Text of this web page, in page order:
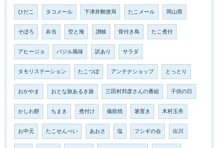
ひだこ タコメール 下津井郵便局 たこメール 岡山県
そぼろ 弁当 空と海 讃岐 骨付き鳥 たこ煮付
アヒージョ バジル風味 訳あり サラダ
タモリステーション たこつぼ アンテナショップ とっとり
おかやま おとな旅あるき旅 三田村邦彦さんの番組 子供の日
かしわ餅 ちまき 煮付け 備前焼 箸置き 木村玉舟
お中元 たこせんべい あおさ 塩 フシギの会 出川